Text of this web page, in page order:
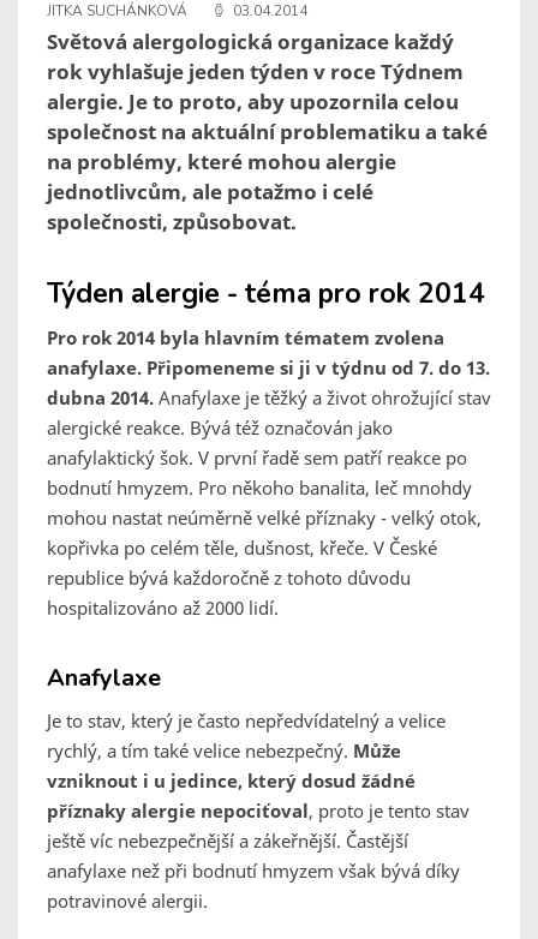
JITKA SUCHÁNKOVÁ 03.04.2014
Světová alergologická organizace každý
rok vyhlašuje jeden týden v roce Týdnem
alergie. Je to proto, aby upozornila celou
společnost na aktuální problematiku a také
na problémy, které mohou alergie
jednotlivcům, ale potažmo i celé
společnosti, způsobovat.
Týden alergie - téma pro rok 2014
Pro rok 2014 byla hlavním tématem zvolena
anafylaxe. Připomeneme si ji v týdnu od 7. do 13.
dubna 2014. Anafylaxe je těžký a život ohrožující stav
alergické reakce. Bývá též označován jako
anafylaktický šok. V první řadě sem patří reakce po
bodnutí hmyzem. Pro někoho banalita, leč mnohdy
mohou nastat neúměrně velké příznaky - velký otok,
kopřivka po celém těle, dušnost, křeče. V České
republice bývá každoročně z tohoto důvodu
hospitalizováno až 2000 lidí.
Anafylaxe
Je to stav, který je často nepředvídatelný a velice
rychlý, a tím také velice nebezpečný. Může
vzniknout i u jedince, který dosud žádné
příznaky alergie nepociťoval, proto je tento stav
ještě víc nebezpečnější a zákeřnější. Častější
anafylaxe než při bodnutí hmyzem však bývá díky
potravinové alergii.